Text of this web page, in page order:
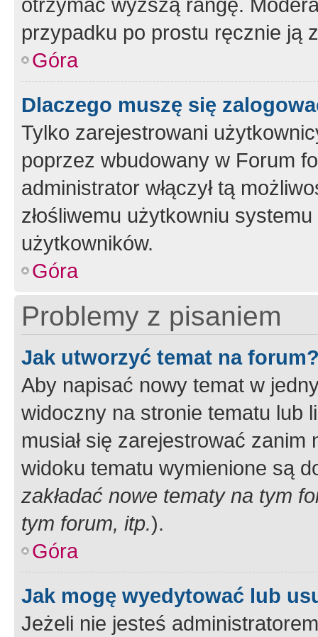
przypadku po prostu ręcznie ją
Góra
Dlaczego muszę się
Tylko zarejestrowani
poprzez wbudowany w Forum
administrator włączył tą
złośliwemu użytkowniu
użytkowników.
Góra
Problemy z pisaniem
Jak utworzyć temat na
Aby napisać nowy temat w
widoczny na stronie tematu lub
musiał się zarejestrować
widoku tematu wymienione są
zakładać nowe tematy na tym
tym forum, itp.).
Góra
Jak mogę wyedytować lub
Jeżeli nie jesteś